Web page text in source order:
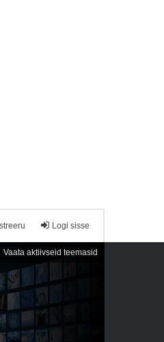
Logi sisse
Vaata aktiivseid teemasid